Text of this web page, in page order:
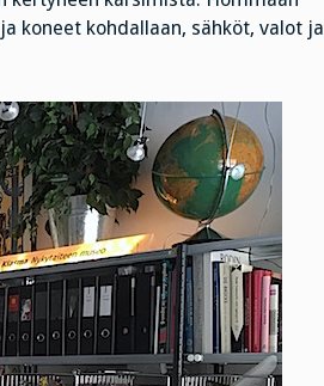
koneet kohdallaan, sähköt, valot ja